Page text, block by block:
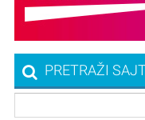
PRETRAŽI